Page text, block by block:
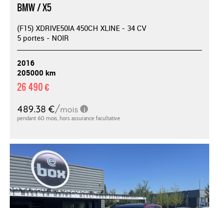
BMW / X5
(F15) XDRIVE50IA 450CH XLINE - 34 CV
5 portes - NOIR
2016
205000 km
26 490 €